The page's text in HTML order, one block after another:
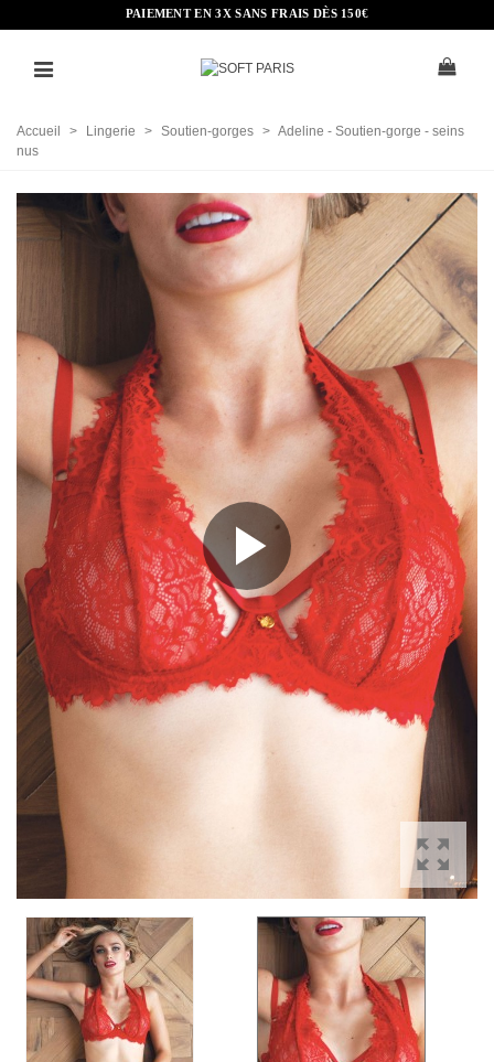
PAIEMENT EN 3X SANS FRAIS DÈS 150€
Accueil > Lingerie > Soutien-gorges > Adeline - Soutien-gorge - seins
nus